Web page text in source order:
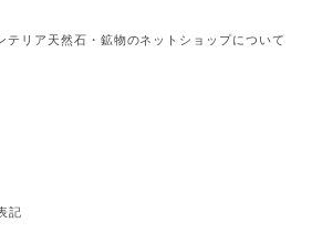
リア天然石・鉱物のネットショップについて
記